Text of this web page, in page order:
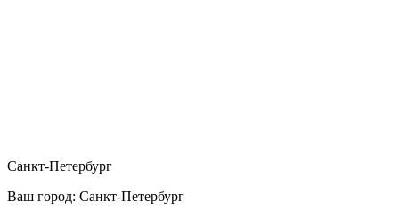
Санкт-Петербург
Ваш город: Санкт-Петербург